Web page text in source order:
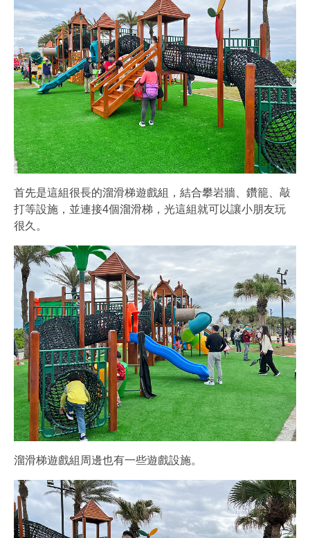
首先是這組很長的溜滑梯遊戲組，結合攀岩牆、鑽籠、敲
打等設施，並連接4個溜滑梯，光這組就可以讓小朋友玩
很久。
溜滑梯遊戲組周邊也有一些遊戲設施。